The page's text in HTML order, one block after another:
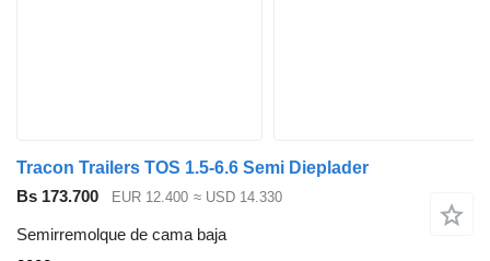
Tracon Trailers TOS 1.5-6.6 Semi Dieplader
Bs 173.700
EUR 12.400 ≈ USD 14.330
Semirremolque de cama baja